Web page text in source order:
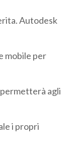
Autodesk
mobile per
agli
i propri